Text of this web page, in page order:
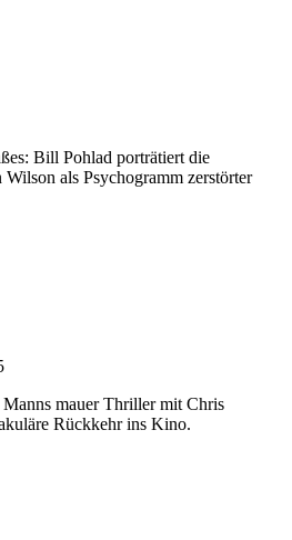
Bill Pohlad porträtiert die
als Psychogramm zerstörter
mauer Thriller mit Chris
Rückkehr ins Kino.